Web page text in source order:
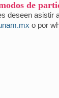
de
deseen asistir
o por